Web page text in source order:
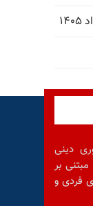
دینی
بر
فردی و